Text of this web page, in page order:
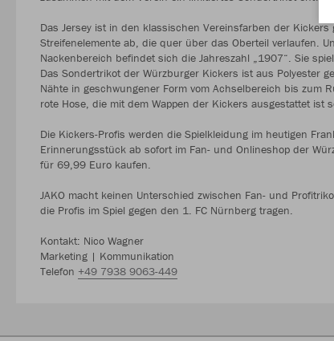
Das Jersey ist in den klassischen Vereinsfarben der
Streifenelemente ab, die quer über das Oberteil verlaufen.
Nackenbereich befindet sich die Jahreszahl „1907“. Sie
Das Sondertrikot der Würzburger Kickers ist aus Polyester
Nähte in geschwungener Form vom Achselbereich bis zum
rote Hose, die mit dem Wappen der Kickers ausgestattet ist
Die Kickers-Profis werden die Spielkleidung im heutigen
Erinnerungsstück ab sofort im Fan- und Onlineshop der
für 69,99 Euro kaufen.
JAKO macht keinen Unterschied zwischen Fan- und
die Profis im Spiel gegen den 1. FC Nürnberg tragen.
Kontakt: Nico Wagner
Marketing | Kommunikation
Telefon +49 7938 9063-449